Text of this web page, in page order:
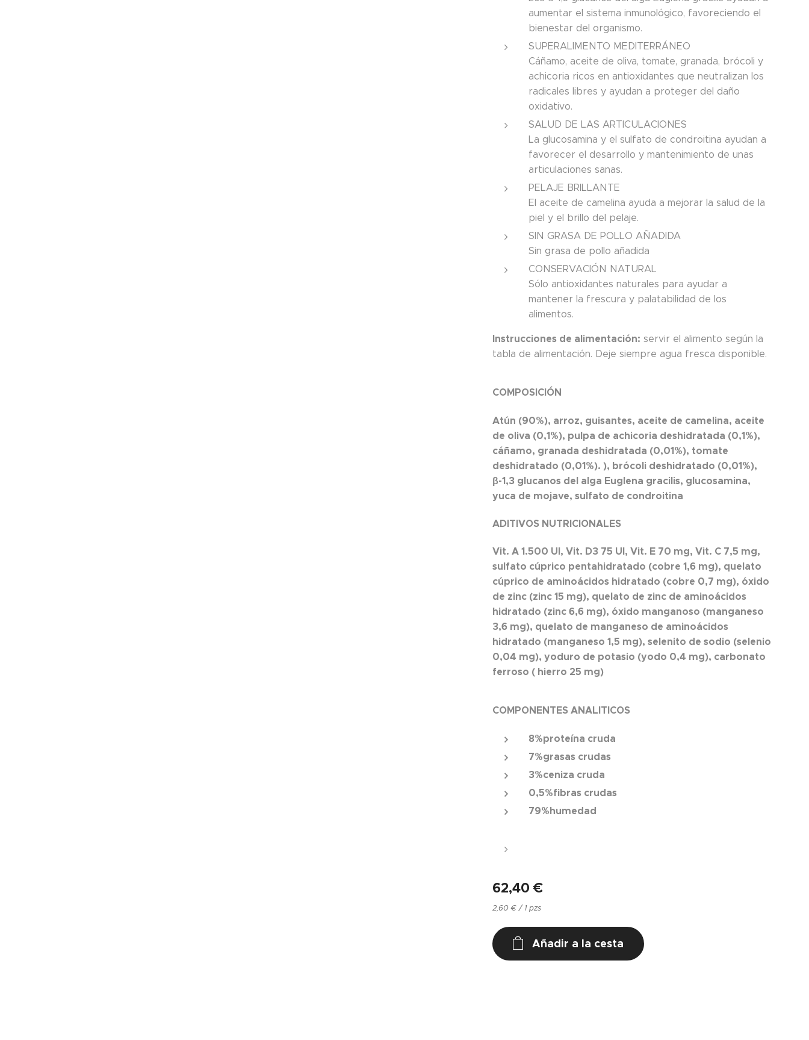
aumentar el sistema inmunológico, favoreciendo el
bienestar del organismo.
SUPERALIMENTO MEDITERRÁNEO
Cáñamo, aceite de oliva, tomate, granada, brócoli y
achicoria ricos en antioxidantes que neutralizan los
radicales libres y ayudan a proteger del daño
oxidativo.
SALUD DE LAS ARTICULACIONES
La glucosamina y el sulfato de condroitina ayudan a
favorecer el desarrollo y mantenimiento de unas
articulaciones sanas.
PELAJE BRILLANTE
El aceite de camelina ayuda a mejorar la salud de la
piel y el brillo del pelaje.
SIN GRASA DE POLLO AÑADIDA
Sin grasa de pollo añadida
CONSERVACIÓN NATURAL
Sólo antioxidantes naturales para ayudar a
mantener la frescura y palatabilidad de los
alimentos.
Instrucciones de alimentación: servir el alimento según la
tabla de alimentación. Deje siempre agua fresca disponible.
COMPOSICIÓN
Atún (90%), arroz, guisantes, aceite de camelina, aceite
de oliva (0,1%), pulpa de achicoria deshidratada (0,1%),
cáñamo, granada deshidratada (0,01%), tomate
deshidratado (0,01%). ), brócoli deshidratado (0,01%),
β-1,3 glucanos del alga Euglena gracilis, glucosamina,
yuca de mojave, sulfato de condroitina
ADITIVOS NUTRICIONALES
Vit. A 1.500 UI, Vit. D3 75 UI, Vit. E 70 mg, Vit. C 7,5 mg,
sulfato cúprico pentahidratado (cobre 1,6 mg), quelato
cúprico de aminoácidos hidratado (cobre 0,7 mg), óxido
de zinc (zinc 15 mg), quelato de zinc de aminoácidos
hidratado (zinc 6,6 mg), óxido manganoso (manganeso
3,6 mg), quelato de manganeso de aminoácidos
hidratado (manganeso 1,5 mg), selenito de sodio (selenio
0,04 mg), yoduro de potasio (yodo 0,4 mg), carbonato
ferroso ( hierro 25 mg)
COMPONENTES ANALITICOS
8%proteína cruda
7%grasas crudas
3%ceniza cruda
0,5%fibras crudas
79%humedad
62,40 €
2,60 € / 1 pzs
Añadir a la cesta